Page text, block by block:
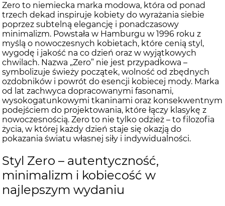
Zero to niemiecka marka modowa, która od ponad
trzech dekad inspiruje kobiety do wyrażania siebie
poprzez subtelną elegancję i ponadczasowy
minimalizm. Powstała w Hamburgu w 1996 roku z
myślą o nowoczesnych kobietach, które cenią styl,
wygodę i jakość na co dzień oraz w wyjątkowych
chwilach. Nazwa „Zero” nie jest przypadkowa –
symbolizuje świeży początek, wolność od zbędnych
ozdobników i powrót do esencji kobiecej mody. Marka
od lat zachwyca dopracowanymi fasonami,
wysokogatunkowymi tkaninami oraz konsekwentnym
podejściem do projektowania, które łączy klasykę z
nowoczesnością. Zero to nie tylko odzież – to filozofia
życia, w której każdy dzień staje się okazją do
pokazania światu własnej siły i indywidualności.
Styl Zero – autentyczność,
minimalizm i kobiecość w
najlepszym wydaniu